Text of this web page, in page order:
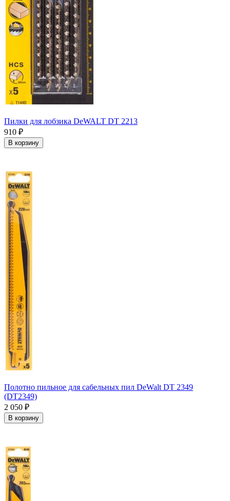
Пилки для лобзика DeWALT DT 2213
910 ₽
В корзину
Полотно пильное для сабельных пил DeWalt DT 2349
(DT2349)
2 050 ₽
В корзину